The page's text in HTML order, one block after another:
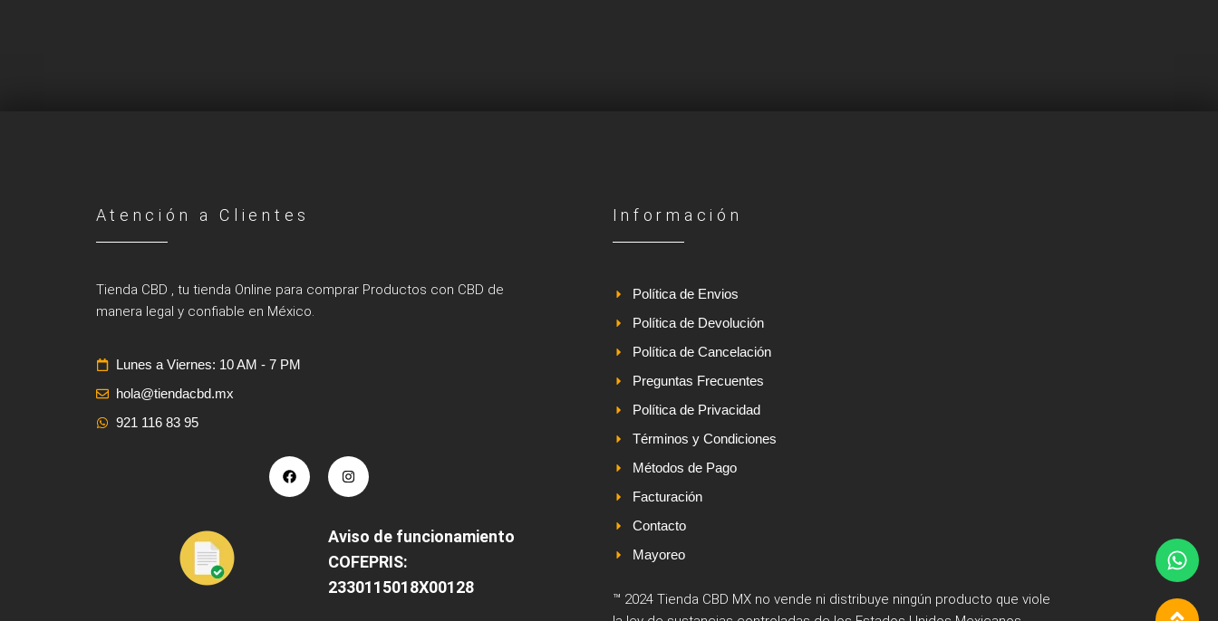
Atención a Clientes
Tienda CBD , tu tienda Online para comprar Productos con CBD de
manera legal y confiable en México.
Lunes a Viernes: 10 AM - 7 PM
hola@tiendacbd.mx
921 116 83 95
Aviso de funcionamiento
COFEPRIS:
2330115018X00128
Información
Política de Envios
Política de Devolución
Política de Cancelación
Preguntas Frecuentes
Política de Privacidad
Términos y Condiciones
Métodos de Pago
Facturación
Contacto
Mayoreo
™ 2024 Tienda CBD MX no vende ni distribuye ningún producto que viole